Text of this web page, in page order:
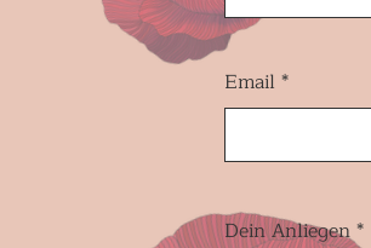
Email
Dein Anliegen